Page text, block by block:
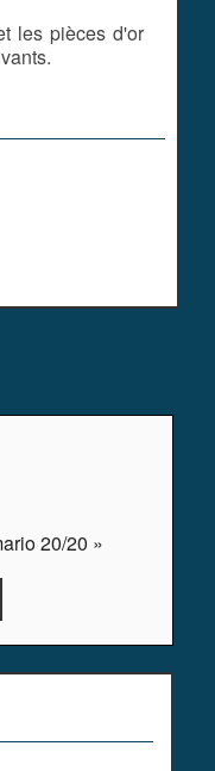
les pièces d'or
20/20 »